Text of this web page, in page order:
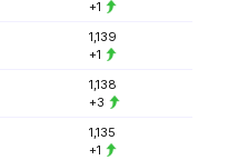
+1
1,139
+1
1,138
+3
1,135
+1